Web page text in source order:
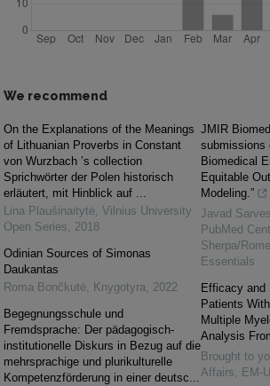
We recommend
On the Explanations of the Meanings
of Lithuanian Proverbs in Constant
von Wurzbach ’s collection
Sprichwörter der Polen historisch
erläutert, mit Hinblick auf ...
Lina Plaušinaitytė, Vilnius University
Open Series, 2018
Odinian Sources of Simonas
Daukantas
Roma Bončkutė, Knygotyra, 2022
Begegnungsschule und
Fremdsprache: Der pädagogisch-
institutionelle Diskurs in Bezug auf die
mehrsprachige und plurikulturelle
Kompetenzförderung in einer deutsc...
JMIR
submissions
Biomedical
Equitable
Modeling.”
Javad
PubMed
Sherpa/
Essentials
Efficacy and
Patients
Multiple
Analysis
Brought to
Affairs, EM-